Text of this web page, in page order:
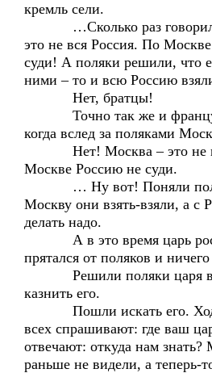
кремль сели.
…Сколько раз
это не вся Россия. По
суди! А поляки решили, что
ними – то и всю Россию
Нет, братцы!
Точно так же и
когда вслед за поляками
Нет! Москва – это не
Москве Россию не суди.
… Ну вот! Поняли
Москву они взять-взяли, а с
делать надо.
А в это время царь
прятался от поляков и
Решили поляки царя в
казнить его.
Пошли искать его.
всех спрашивают: где ваш
отвечают: откуда нам
раньше не видели, а теперь-